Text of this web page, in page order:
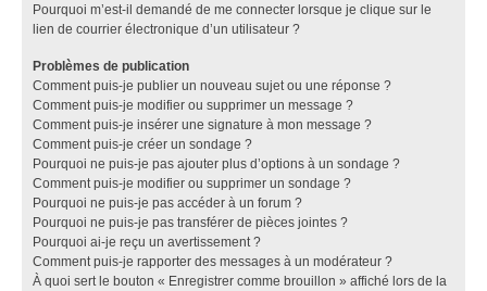
Pourquoi m’est-il demandé de me connecter lorsque je clique sur le
lien de courrier électronique d’un utilisateur ?
Problèmes de publication
Comment puis-je publier un nouveau sujet ou une réponse ?
Comment puis-je modifier ou supprimer un message ?
Comment puis-je insérer une signature à mon message ?
Comment puis-je créer un sondage ?
Pourquoi ne puis-je pas ajouter plus d’options à un sondage ?
Comment puis-je modifier ou supprimer un sondage ?
Pourquoi ne puis-je pas accéder à un forum ?
Pourquoi ne puis-je pas transférer de pièces jointes ?
Pourquoi ai-je reçu un avertissement ?
Comment puis-je rapporter des messages à un modérateur ?
À quoi sert le bouton « Enregistrer comme brouillon » affiché lors de la